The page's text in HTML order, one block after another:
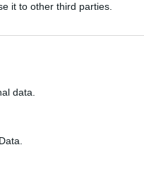
it to other third parties.
data.